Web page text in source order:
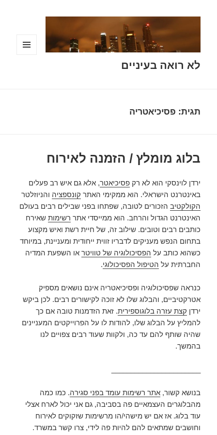
לא רואה בעיניים
תגית: פסיכיאטריה
בלוג מומלץ / הזמנה לאירוח
ירדן לוינסקי הוא לא רקפסיכיאטר, אלא גם איש רב פעלים
באינטרנט הישראלי. הוא ממקימי האתר קונספציה והניוזלטר
הקולקטיב הזכורים לטובה, שפתחו בפני שבילים רבים בעולם
האינטרנט הגדול והרחב. הוא ממייסדי אתר רשימות שאירח
כותבים רבים וטובים. שילוב זה, של חיית רשת ואיש מקצוע
בתחום הנפש מעניקים לדבריו זווית ייחודית ומעניינת, במיוחד
כשהוא כותב על הפסיכולוגיה של טוויטר או השפעת המדיה
החברתית על הטיפול הפסיכולוגי.
כנראה שפסיכולוגיה ופסיכיאטריה אינם נושאים מספיק
אטרקטיביים, והבלוג שלו לא זוכה לקישורים רבים. לכן ביקש
ירדן קצת עזרה בלוגוספירית. זאת הזדמנות טובה אם כך
להמליץ על הבלוג שלו, להודות לו על הפרוייקטים המעניינים
שהיה שותף להם עד כה, ולקוות שעוד רבים צפויים לנו
בהמשך.
בנושא קשור,אתר רשימות עומד בפני סגירה. כמו כמה
מהבלוגרים העצמאיים פה בסביבה, גם אני יכול לארח אצלי
עוד בלוג. אז אם יש מישהי/הו מרשימות שזקוקים לאירוח
וחושבים שמתאים להם להיות פה לידי, צרו קשר במשרד.